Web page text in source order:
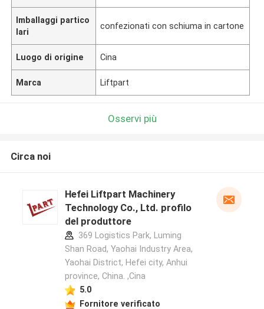
Imballaggi partico
lari
confezionati con schiuma in cartone
Luogo di origine Cina
Marca Liftpart
Osservi più
Circa noi
Hefei Liftpart Machinery
Technology Co., Ltd. profilo
del produttore
369 Logistics Park, Luming
Shan Road, Yaohai Industry Area,
Yaohai District, Hefei city, Anhui
province, China. ,Cina
5.0
Fornitore verificato